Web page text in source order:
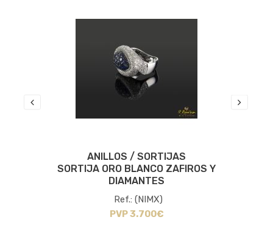
ANILLOS / SORTIJAS
SORTIJA ORO BLANCO ZAFIROS Y
DIAMANTES
Ref.: (NIMX)
PVP 3.700€